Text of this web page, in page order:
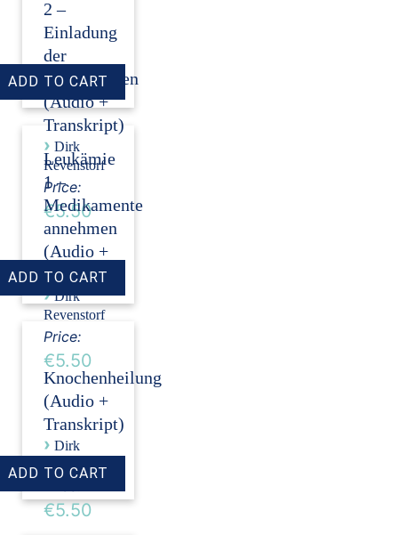
2 –
Einladung
der
Stammzellen
(Audio +
Transkript)
› Dirk
Revenstorf
Price:
€5.50
Leukämie
1 –
Medikamente
annehmen
(Audio +
Transkript)
› Dirk
Revenstorf
Price:
€5.50
Knochenheilung
(Audio +
Transkript)
› Dirk
Revenstorf
€5.50